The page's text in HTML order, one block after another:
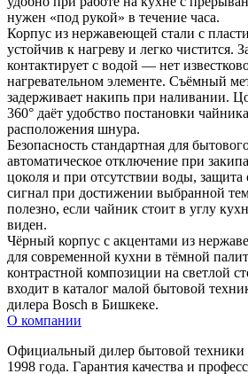
нужен «под рукой» в течение часа.
Корпус из нержавеющей стали с
устойчив к нагреву и легко чистится.
контактирует с водой — нет
нагревательном элементе. Съёмный
задерживает накипь при наливании.
360° даёт удобство постановки
расположения шнура.
Безопасность стандартная для
автоматическое отключение при
цоколя и при отсутствии воды, защита
сигнал при достижении выбранной
полезно, если чайник стоит в углу
виден.
Чёрный корпус с акцентами из
для современной кухни в тёмной
контрастной композиции на светлой
входит в каталог малой бытовой
дилера Bosch в Бишкеке.
О компании
Официальный дилер бытовой техники
1998 года. Гарантия качества и